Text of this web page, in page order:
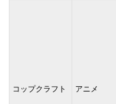
コップクラフト アニメ